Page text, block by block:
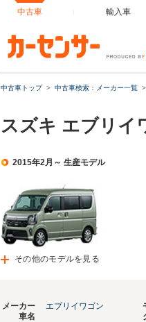
中古車 輸入車
中古車トップ 中古車検索：メーカー一覧
スズキ エブリイ
2015年2月～ 生産モデル
その他のモデルを見る
メーカー
車名
エブリイワゴン